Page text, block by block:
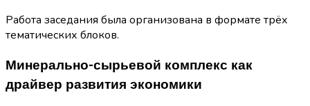
Работа заседания была организована в формате трёх
тематических блоков.
Минерально-сырьевой комплекс как
драйвер развития экономики